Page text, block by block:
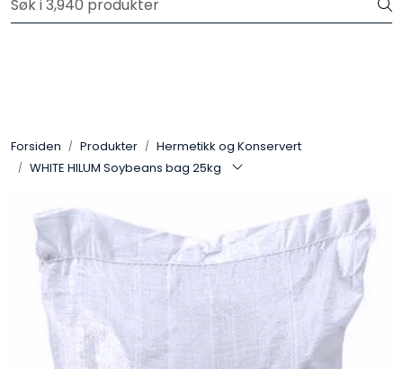
Skip to main content
Velkommen til vår nye nettbutikk! Trykk her for å lese mer
Forsiden Produkter
Hermetikk og Konservert
WHITE HILUM Soybeans bag 25kg
Restaurantprodukter
Merkevarer